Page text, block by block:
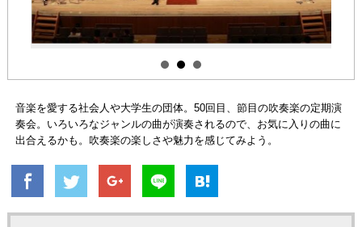
音楽を愛する社会人や大学生の団体。50回目、節目の吹奏楽の定期演
奏会。いろいろなジャンルの曲が演奏されるので、お気に入りの曲に
出合えるかも。吹奏楽の楽しさや魅力を感じてみよう。